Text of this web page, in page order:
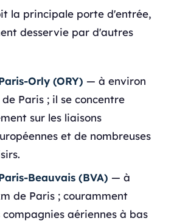
la principale porte d'entrée,
desservie par d'autres
Orly (ORY) — à environ
Paris ; il se concentre
sur les liaisons
et de nombreuses
Beauvais (BVA) — à
de Paris ; couramment
aériennes à bas